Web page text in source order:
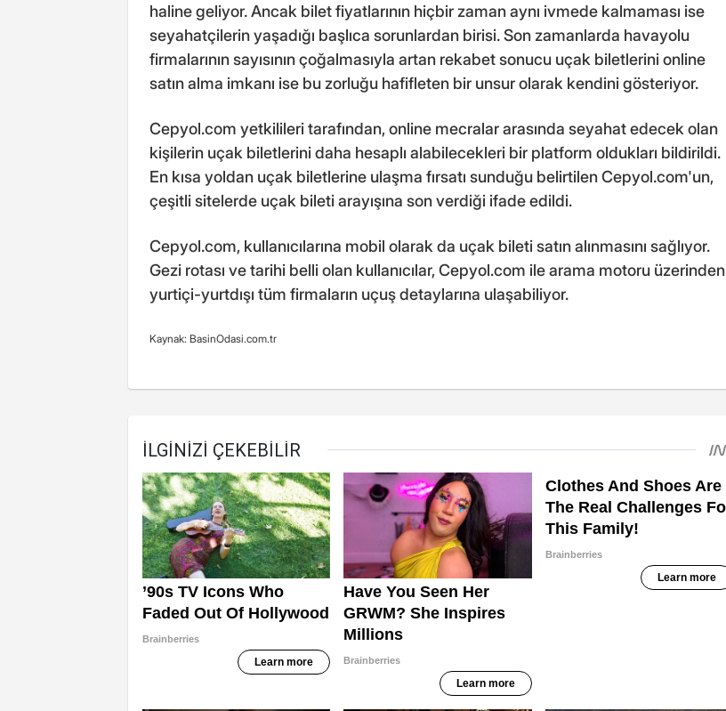
haline geliyor. Ancak bilet fiyatlarının hiçbir zaman aynı ivmede kalmaması ise
seyahatçilerin yaşadığı başlıca sorunlardan birisi. Son zamanlarda havayolu
firmalarının sayısının çoğalmasıyla artan rekabet sonucu uçak biletlerini online
satın alma imkanı ise bu zorluğu hafifleten bir unsur olarak kendini gösteriyor.
Cepyol.com yetkilileri tarafından, online mecralar arasında seyahat edecek olan
kişilerin uçak biletlerini daha hesaplı alabilecekleri bir platform oldukları bildirildi.
En kısa yoldan uçak biletlerine ulaşma fırsatı sunduğu belirtilen Cepyol.com'un,
çeşitli sitelerde uçak bileti arayışına son verdiği ifade edildi.
Cepyol.com, kullanıcılarına mobil olarak da uçak bileti satın alınmasını sağlıyor.
Gezi rotası ve tarihi belli olan kullanıcılar, Cepyol.com ile arama motoru üzerinden
yurtiçi-yurtdışı tüm firmaların uçuş detaylarına ulaşabiliyor.
Kaynak: BasinOdasi.com.tr